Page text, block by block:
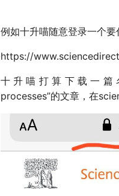
例如十升喵随意登录一个要
https://
十升喵打算下载一篇
processes”的文章，在